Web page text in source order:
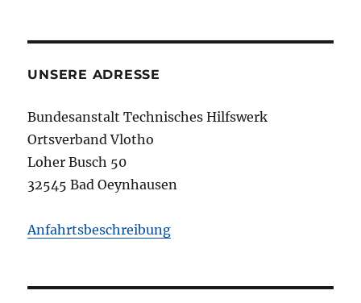
UNSERE ADRESSE
Bundesanstalt Technisches Hilfswerk
Ortsverband Vlotho
Loher Busch 50
32545 Bad Oeynhausen
Anfahrtsbeschreibung